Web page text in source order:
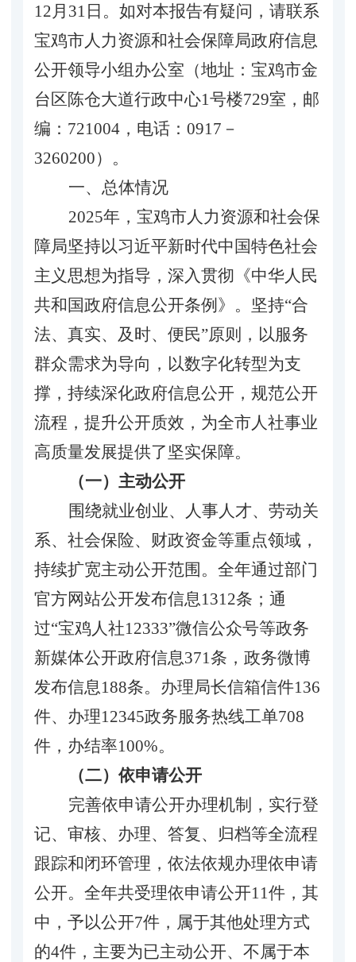
12月31日。 如对本报告有疑问，请联系
宝鸡市人力资源和社会保障局政府信息
公开领导小组办公室（地址：宝鸡市金
台区陈仓大道行政中心1号楼729室，邮
编：721004，电话：0917－
3260200）。
一、总体情况
2025年， 宝鸡市人力资源和社会保
障局坚持以习近平新时代中国特色社会
主义思想为指导， 深入贯彻《中华人民
共和国政府信息公开条例》 。坚持“合
法、真实、及时、便民”原则 ， 以服务
群众需求为导向，以数字化转型为支
撑 ， 持续深化政府信息公开，规范公开
流程，提升公开质效， 为全市人社事业
高质量发展提供了坚实保障。
（一）主动公开
围绕就业创业、人事人才、劳动关
系、社会保险、财政资金等重点领域，
持续扩宽主动公开范围。 全年通过部门
官方网站公开发布信息1312条 ；通
过“宝鸡人社12333”微信公众号等政务
新媒体公开政府信息371条，政务微博
发布信息188条。办理局长信箱信件136
件、办理12345政务服务热线工单708
件，办结率100%。
（二）依申请公开
完善依申请公开办理机制，实行登
记、审核、办理、答复、归档等全流程
跟踪和闭环管理， 依法依规办理依申请
公开。 全年共受理依申请公开11件，其
中，予以公开7件， 属于其他处理方式
的4件 ，主要为已主动公开、不属于本